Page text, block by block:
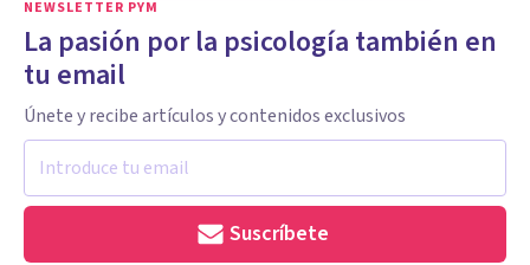
NEWSLETTER PYM
La pasión por la psicología también en
tu email
Únete y recibe artículos y contenidos exclusivos
Suscríbete